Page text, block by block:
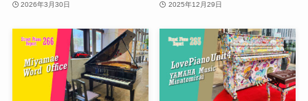
2026年3月30日 2025年12月29日